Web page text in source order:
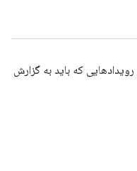
که باید به گزارش